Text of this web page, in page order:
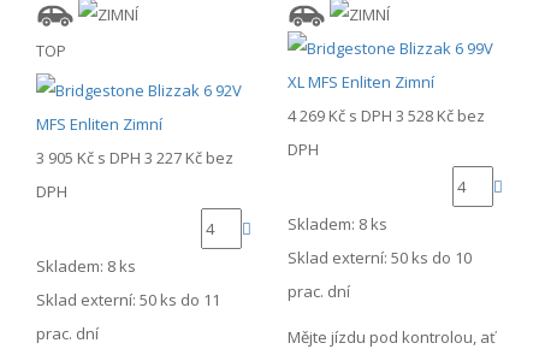
TOP
3 905 Kč s DPH 3 227 Kč bez
DPH
Skladem: 8 ks
Sklad externí: 50 ks do 11
prac. dní
4 269 Kč s DPH 3 528 Kč bez
DPH
Skladem: 8 ks
Sklad externí: 50 ks do 10
prac. dní
Mějte jízdu pod kontrolou, ať